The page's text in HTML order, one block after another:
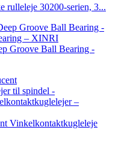
rulleleje 30200-serien, 3...
Groove Ball Bearing -
Vinkelkontaktkugleleje